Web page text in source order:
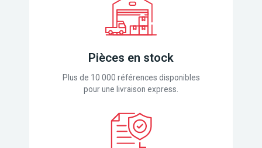
Pièces en stock
Plus de 10 000 références disponibles
pour une livraison express.